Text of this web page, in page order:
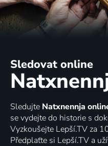
Sledovat online
Sledujte Natxnennja
se vydejte do historie s
Vyzkoušejte Lepší.TV za
Předplaťte si Lepší.TV a